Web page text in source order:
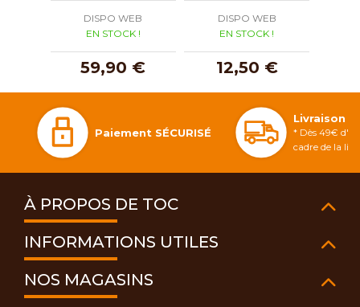
DISPO WEB
EN STOCK !
59,90 €
DISPO WEB
EN STOCK !
12,50 €
Paiement SÉCURISÉ
Livraison
* Dès 49€
cadre de la
À PROPOS DE TOC
INFORMATIONS UTILES
NOS MAGASINS